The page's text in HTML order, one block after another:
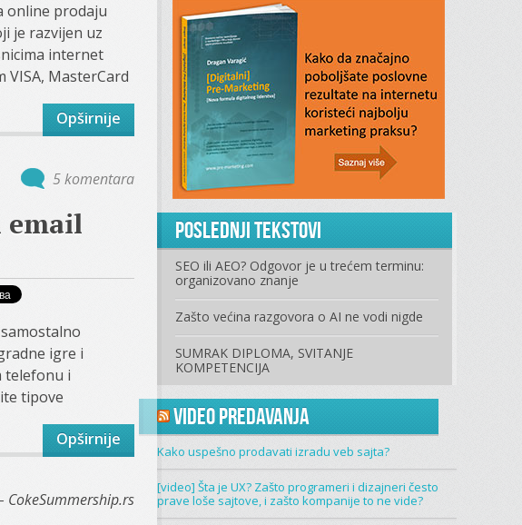
online prodaju
je razvijen uz
internet
MasterCard
Opširnije
5 komentara
email
igre i
telefonu i
tipove
Opširnije
Poslednji tekstovi
SEO ili AEO? Odgovor je u trećem terminu:
organizovano znanje
Zašto većina razgovora o AI ne vodi nigde
SUMRAK DIPLOMA, SVITANJE
KOMPETENCIJA
Video predavanja
Kako uspešno prodavati izradu veb sajta?
[video] Šta je UX? Zašto programeri i dizajneri često
prave loše sajtove, i zašto kompanije to ne vide?